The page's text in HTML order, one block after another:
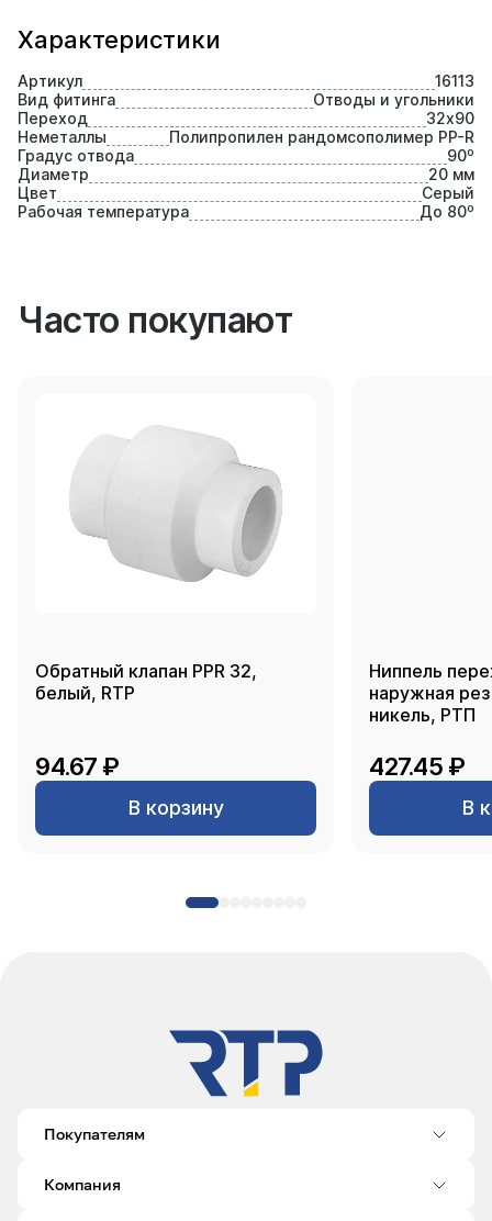
Характеристики
Артикул
16113
Вид фитинга
Отводы и угольники
Переход
32х90
Неметаллы
Полипропилен рандомсополимер PP-R
Градус отвода
90⁰
Диаметр
20 мм
Цвет
Серый
Рабочая температура
До 80⁰
Часто покупают
Обратный клапан PPR 32,
белый, RTP
94.67 ₽
В корзину
Ниппель
наружная
никель, РТП
427.45 ₽
В
Покупателям
Компания